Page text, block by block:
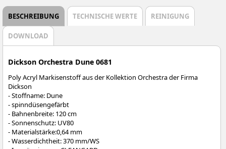
BESCHREIBUNG TECHNISCHE WERTE REINIGUNG
DOWNLOAD
Dickson Orchestra Dune 0681
Poly Acryl Markisenstoff aus der Kollektion Orchestra der Firma
Dickson
- Stoffname: Dune
- spinndüsengefärbt
- Bahnenbreite: 120 cm
- Sonnenschutz: UV80
- Materialstärke:0,64 mm
- Wasserdichtheit: 370 mm/WS